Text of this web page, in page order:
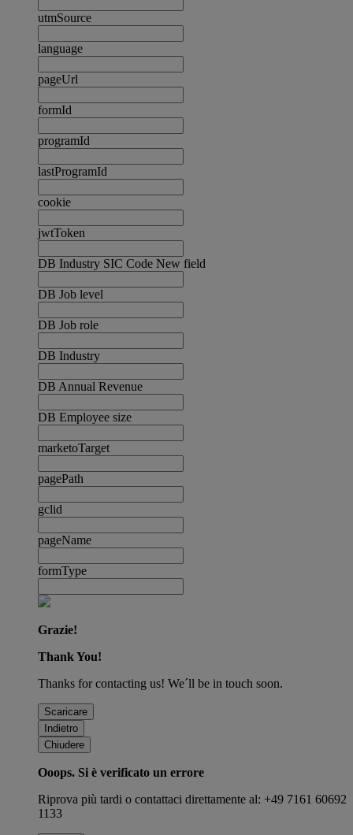
utmSource
language
pageUrl
formId
programId
lastProgramId
cookie
jwtToken
DB Industry SIC Code New field
DB Job level
DB Job role
DB Industry
DB Annual Revenue
DB Employee size
marketoTarget
pagePath
gclid
pageName
formType
Grazie!
Thank You!
Thanks for contacting us! We´ll be in touch soon.
Scaricare
Indietro
Chiudere
Ooops. Si è verificato un errore
Riprova più tardi o contattaci direttamente al: +49 7161 60692
1133